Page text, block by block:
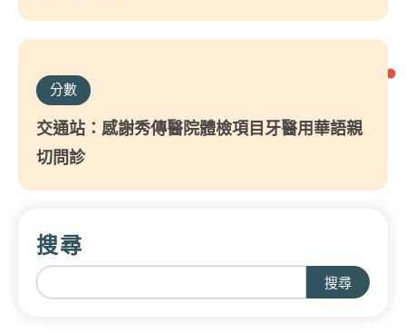
分數
交通站：感謝秀傳醫院體檢項目牙醫用華語親
切問診
搜尋
搜尋